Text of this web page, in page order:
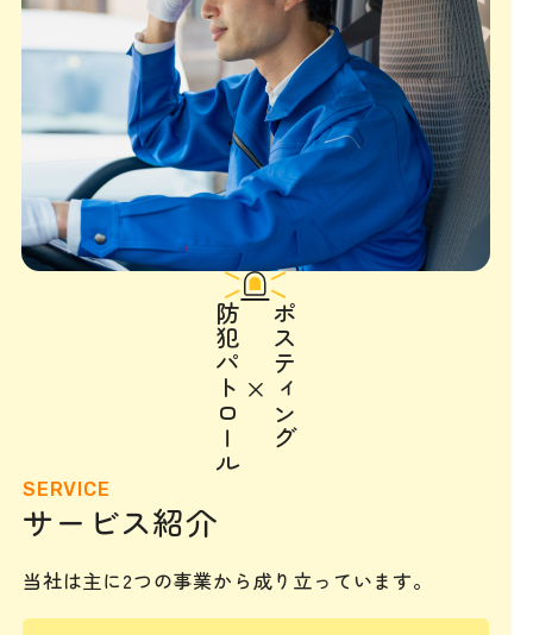
ポスティング
×
防犯パトロール
SERVICE
サービス紹介
当社は主に2つの事業から成り立っています。